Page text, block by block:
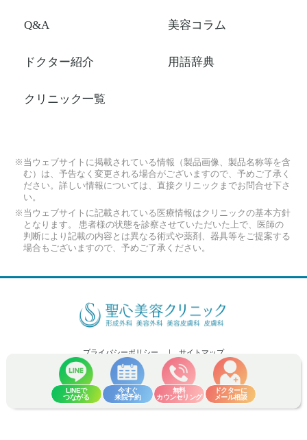
LINEで
つながる
今すぐ
来院予約
無料
カウンセリング
ドクターに
メール相談
Q&A
ドクター紹介
クリニック一覧
美容コラム
用語辞典
※当ウェブサイトに掲載されている情報（製品画像、製品名称等を含
む）は、予告なく変更される場合がございますので、予めご了承く
ださい。詳しい情報については、直接クリニックまでお問合せ下さ
い。
※当ウェブサイトに記載されている医療情報はクリニックの基本方針
となります。 患者様の状態を診察させていただいた上で、医師の
判断により記載の内容とは異なる術式や薬剤、器具等をご提案する
場合もございますので、予めご了承ください。
プライバシーポリシー サイトマップ
Copyright (C) 2026 Seishin Plastic and Aesthetic Surgery Clinic Co.,Ltd. All
Rights Reserved.